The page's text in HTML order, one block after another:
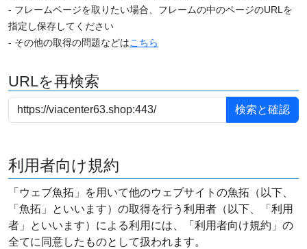
- フレームページを取りたい場合、フレームの中のページのURLを
指定し保存してください
- その他の取得の問題などはこちら
URLを再検索
利用者向け規約
「ウェブ魚拓」を用いて他のウェブサイトの魚拓（以下、
「魚拓」といいます）の取得を行う利用者（以下、「利用
者」といいます）による利用には、「利用者向け規約」の
全てに同意したものとして扱われます。